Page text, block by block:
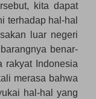
kita dapat
terhadap hal-hal
luar negeri
benar-
rakyat Indonesia
merasa bahwa
hal-hal yang